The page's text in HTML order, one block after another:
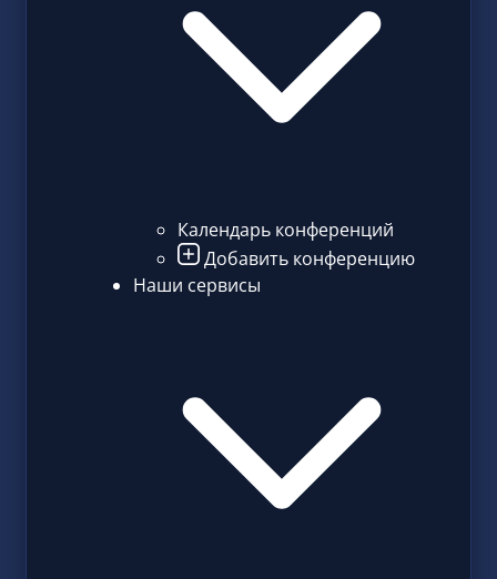
Календарь конференций
Добавить конференцию
Наши сервисы